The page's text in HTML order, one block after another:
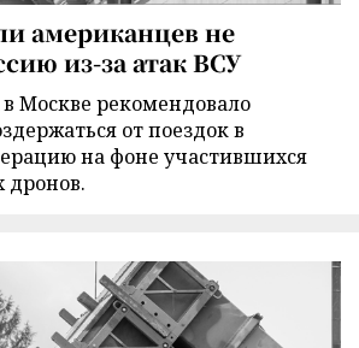
американцев не
из-за атак ВСУ
Москве рекомендовало
от поездок в
на фоне участившихся
дронов.